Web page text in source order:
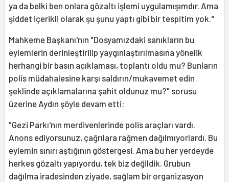
ya da belki ben onlara gözaltı işlemi uygulamışımdır. Ama
şiddet içerikli olarak şu şunu yaptı gibi bir tespitim yok."
Mahkeme Başkanı'nın "Dosyamızdaki sanıkların bu
eylemlerin derinleştirilip yaygınlaştırılmasına yönelik
herhangi bir basın açıklaması, toplantı oldu mu? Bunların
polis müdahalesine karşı saldırın/mukavemet edin
şeklinde açıklamalarına şahit oldunuz mu?" sorusu
üzerine Aydın şöyle devam etti:
"Gezi Parkı'nın merdivenlerinde polis araçları vardı.
Anons ediyorsunuz, çağrılara rağmen dağılmıyorlardı. Bu
eylemin sınırı aştığının göstergesi. Ama bu her yerdeyde
herkes gözaltı yapıyordu, tek biz değildik. Grubun
dağılma iradesinden ziyade, sağlam bir organizasyon